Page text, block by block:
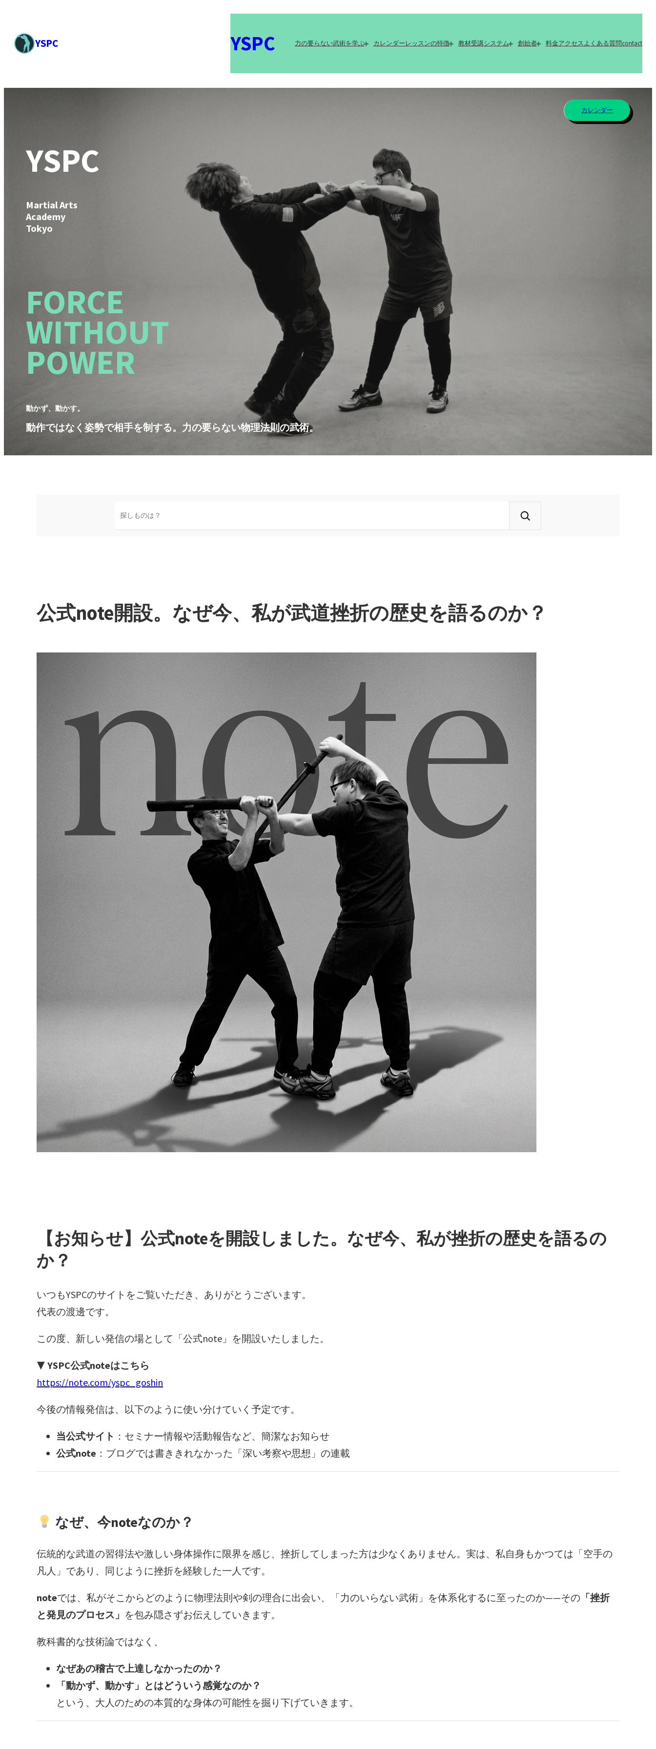
YSPC YSPC力の要らない武術を学ぶ カレンダーレッスンの特徴 教材受講システム 創始者 料金アクセスよくある質問contact
カレンダー
YSPC
Martial Arts
Academy
Tokyo
FORCE
WITHOUT
POWER
動かず、動かす。
動作ではなく姿勢で相手を制する。力の要らない物理法則の武術。
公式note開設。なぜ今、私が武道挫折の歴史を語るのか？
【お知らせ】公式noteを開設しました。なぜ今、私が挫折の歴史を語るの
か？
いつもYSPCのサイトをご覧いただき、ありがとうございます。
代表の渡邊です。
この度、新しい発信の場として「公式note」を開設いたしました。
▼ YSPC公式noteはこちら
https://note.com/yspc_goshin
今後の情報発信は、以下のように使い分けていく予定です。
当公式サイト ：セミナー情報や活動報告など、簡潔なお知らせ
公式note ：ブログでは書ききれなかった「深い考察や思想」の連載
なぜ、今noteなのか？
伝統的な武道の習得法や激しい身体操作に限界を感じ、挫折してしまった方は少なくありません。実は、私自身もかつては「空手の
凡人」であり、同じように挫折を経験した一人です。
noteでは、私がそこからどのように物理法則や剣の理合に出会い、「力のいらない武術」を体系化するに至ったのか――その 「挫折
と発見のプロセス」 を包み隠さずお伝えしていきます。
教科書的な技術論ではなく、
なぜあの稽古で上達しなかったのか？
「動かず、動かす」とはどういう感覚なのか？
という、大人のための本質的な身体の可能性を掘り下げていきます。